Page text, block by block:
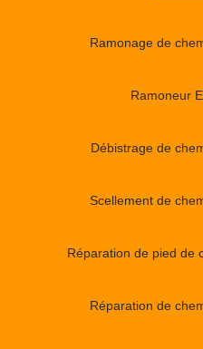
Ramonage de
Ramoneur
Débistrage de
Scellement de
Réparation de pied de
Réparation de